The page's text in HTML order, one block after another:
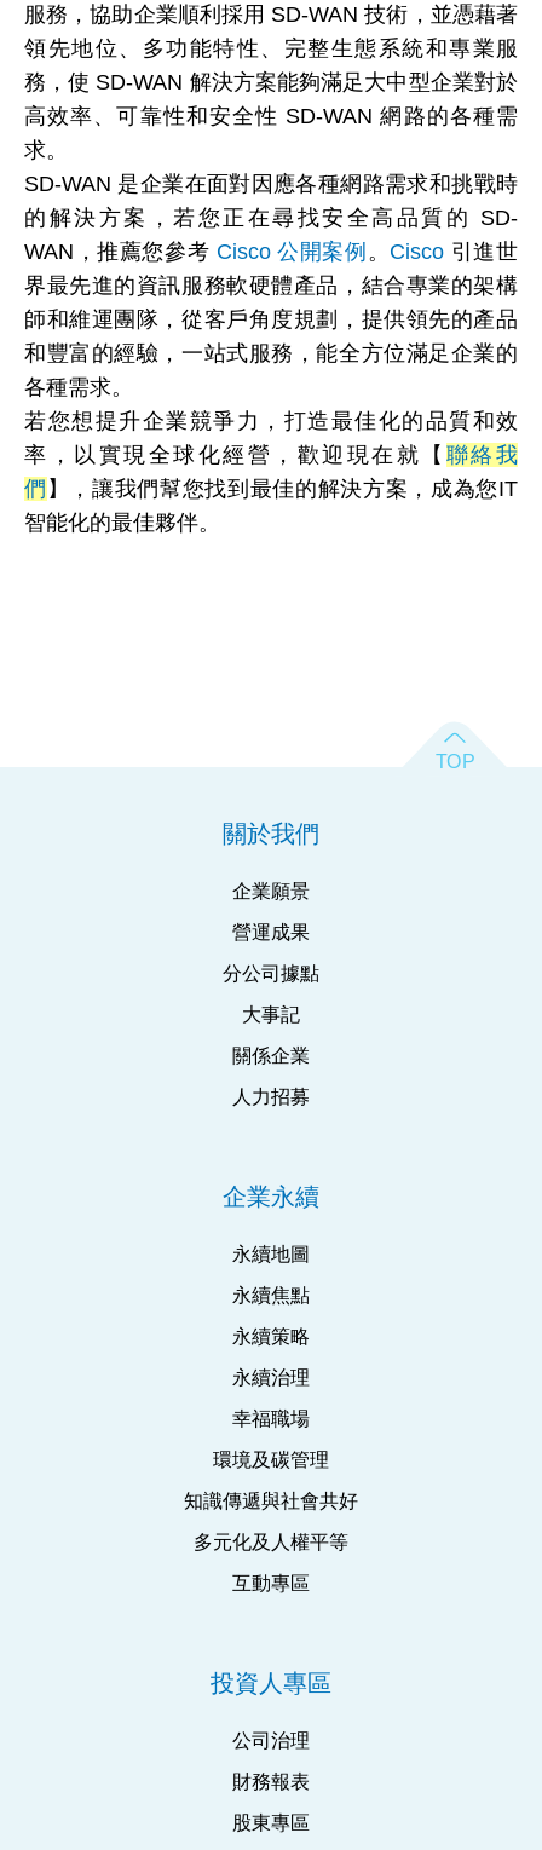
服務，協助企業順利採用 SD-WAN 技術，並憑藉著
領先地位、多功能特性、完整生態系統和專業服
務，使 SD-WAN 解決方案能夠滿足大中型企業對於
高效率、可靠性和安全性 SD-WAN 網路的各種需
求。
SD-WAN 是企業在面對因應各種網路需求和挑戰時
的解決方案，若您正在尋找安全高品質的 SD-
WAN，推薦您參考 Cisco 公開案例 。 Cisco 引進世
界最先進的資訊服務軟硬體產品，結合專業的架構
師和維運團隊，從客戶角度規劃，提供領先的產品
和豐富的經驗，一站式服務，能全方位滿足企業的
各種需求。
若您想提升企業競爭力，打造最佳化的品質和效
率，以實現全球化經營，歡迎現在就【 聯絡我
們 】，讓我們幫您找到最佳的解決方案，成為您IT
智能化的最佳夥伴。​​​​​​​
關於我們
企業願景
營運成果
分公司據點
大事記
關係企業
人力招募
企業永續
永續地圖
永續焦點
永續策略
永續治理
幸福職場
環境及碳管理
知識傳遞與社會共好
多元化及人權平等
互動專區
投資人專區
公司治理
財務報表
股東專區